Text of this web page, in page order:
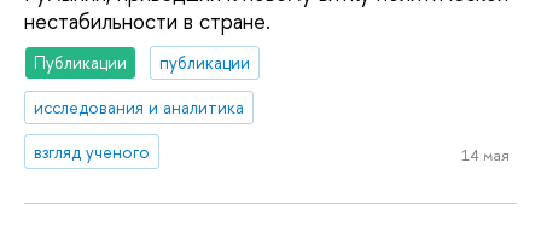
нестабильности в стране.
Публикации
публикации
исследования и аналитика
взгляд ученого
14 мая